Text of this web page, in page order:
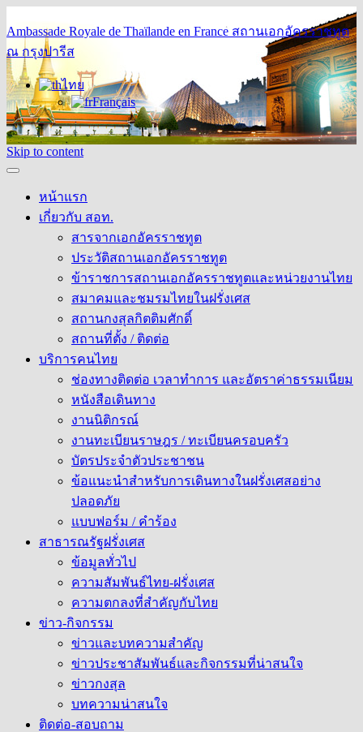
Ambassade Royale de Thaïlande en France สถานเอกอัครราชทูต
ณ กรุงปารีส
ไทย
Français
Skip to content
หน้าแรก
เกี่ยวกับ สอท.
สารจากเอกอัครราชทูต
ประวัติสถานเอกอัครราชทูต
ข้าราชการสถานเอกอัครราชทูตและหน่วยงานไทย
สมาคมและชมรมไทยในฝรั่งเศส
สถานกงสุลกิตติมศักดิ์
สถานที่ตั้ง / ติดต่อ
บริการคนไทย
ช่องทางติดต่อ เวลาทำการ และอัตราค่าธรรมเนียม
หนังสือเดินทาง
งานนิติกรณ์
งานทะเบียนราษฎร / ทะเบียนครอบครัว
บัตรประจำตัวประชาชน
ข้อแนะนำสำหรับการเดินทางในฝรั่งเศสอย่าง
ปลอดภัย
แบบฟอร์ม / คำร้อง
สาธารณรัฐฝรั่งเศส
ข้อมูลทั่วไป
ความสัมพันธ์ไทย-ฝรั่งเศส
ความตกลงที่สำคัญกับไทย
ข่าว-กิจกรรม
ข่าวและบทความสำคัญ
ข่าวประชาสัมพันธ์และกิจกรรมที่น่าสนใจ
ข่าวกงสุล
บทความน่าสนใจ
ติดต่อ-สอบถาม